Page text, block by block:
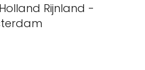
Rijnland -